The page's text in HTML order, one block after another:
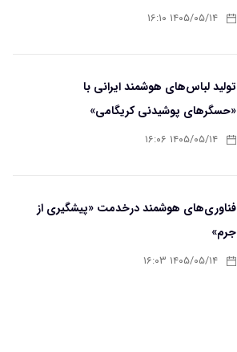
۱۴۰۵/۰۵/۱۴ ۱۶:۱۰
تولید لباس‌های هوشمند ایرانی با
«حسگرهای پوشیدنی کریگامی»
۱۴۰۵/۰۵/۱۴ ۱۶:۰۶
فناوری‌های هوشمند درخدمت «پیشگیری از
جرم»
۱۴۰۵/۰۵/۱۴ ۱۶:۰۳